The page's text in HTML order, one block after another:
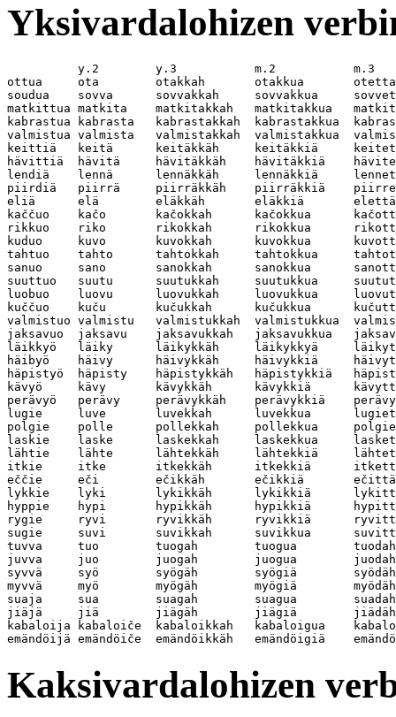
Yksivardalohizen
          y.2        y.3           m.2           m.3
ottua     ota        otakkah       otakkua
soudua    sovva      sovvakkah     sovvakkua
matkittua matkita    matkitakkah   matkitakkua
kabrastua kabrasta   kabrastakkah  kabrastakkua
valmistua valmista   valmistakkah  valmistakkua
keittiä   keitä      keitäkkäh     keitäkkiä
hävittiä  hävitä     hävitäkkäh    hävitäkkiä
lendiä    lennä      lennäkkäh     lennäkkiä
piirdiä   piirrä     piirräkkäh    piirräkkiä
eliä      elä        eläkkäh       eläkkiä
kaččuo    kačo       kačokkah      kačokkua
rikkuo    riko       rikokkah      rikokkua
kuduo     kuvo       kuvokkah      kuvokkua
tahtuo    tahto      tahtokkah     tahtokkua
sanuo     sano       sanokkah      sanokkua
suuttuo   suutu      suutukkah     suutukkua
luobuo    luovu      luovukkah     luovukkua
kuččuo    kuču       kučukkah      kučukkua
valmistuo valmistu   valmistukkah  valmistukkua
jaksavuo  jaksavu    jaksavukkah   jaksavukkua
läikkyö   läiky      läikykkäh     läikykkyä
häibyö    häivy      häivykkäh     häivykkiä
häpistyö  häpisty    häpistykkäh   häpistykkiä
kävyö     kävy       kävykkäh      kävykkiä
perävyö   perävy     perävykkäh    perävykkiä
lugie     luve       luvekkah      luvekkua
polgie    polle      pollekkah     pollekkua
laskie    laske      laskekkah     laskekkua
lähtie    lähte      lähtekkäh     lähtekkiä
itkie     itke       itkekkäh      itkekkiä
eččie     eči        ečikkäh       ečikkiä
lykkie    lyki       lykikkäh      lykikkiä
hyppie    hypi       hypikkäh      hypikkiä
rygie     ryvi       ryvikkäh      ryvikkiä
sugie     suvi       suvikkah      suvikkua
tuvva     tuo        tuogah        tuogua
juvva     juo        juogah        juogua
syvvä     syö        syögäh        syögiä
myvvä     myö        myögäh        myögiä
suaja     sua        suagah        suagua
jiäjä     jiä        jiägäh        jiägiä
kabaloija kabaloiče  kabaloikkah   kabaloigua
Kaksivardalohizen